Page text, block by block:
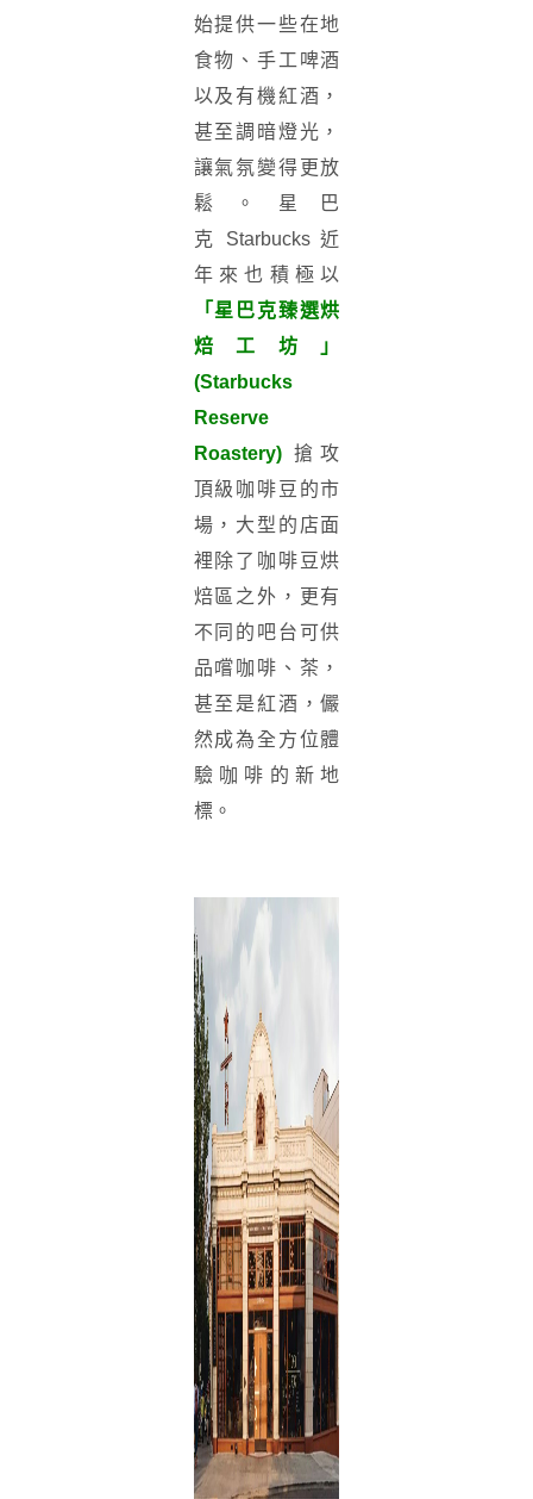
始提供一些在地
食物、手工啤酒
以及有機紅酒，
甚至調暗燈光，
讓氣氛變得更放
鬆。 星巴
克
Starbucks近
年來也積極以
「星巴克臻選烘
焙工坊」
(Starbucks
Reserve
Roastery)搶攻
頂級咖啡豆的市
場，大型的店面
裡除了咖啡豆烘
焙區之外，更有
不同的吧台可供
品嚐咖啡、茶，
甚至是紅酒，儼
然成為全方位體
驗咖啡的新地
標。